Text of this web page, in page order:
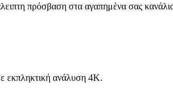
πρόσβαση στα αγαπημένα σας
εκπληκτική ανάλυση 4K.